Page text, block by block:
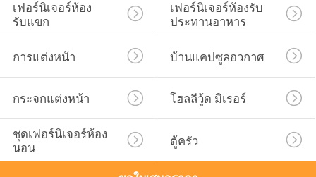
เฟอร์นิเจอร์ห้อง
รับแขก
เฟอร์นิเจอร์ห้องรับ
ประทานอาหาร
การแต่งหน้า บ้านแคปซูลอวกาศ
กระจกแต่งหน้า โฮลลีวู้ด มิเรอร์
ชุดเฟอร์นิเจอร์ห้อง
นอน
ตู้ครัว